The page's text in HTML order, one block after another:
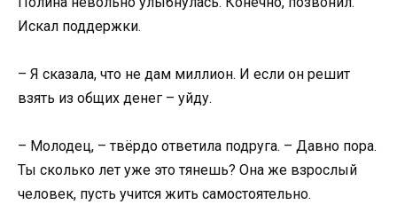
Искал поддержки.
– Я сказала, что не дам миллион. И если он решит
взять из общих денег – уйду.
– Молодец, – твёрдо ответила подруга. – Давно пора.
Ты сколько лет уже это тянешь? Она же взрослый
человек, пусть учится жить самостоятельно.